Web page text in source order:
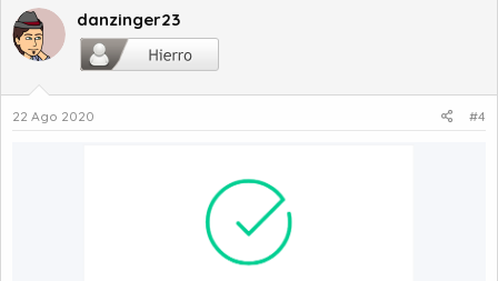
danzinger23
22 Ago 2020 #4